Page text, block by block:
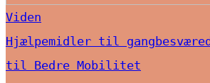
Viden
Hjælpemidler til
til Bedre Mobilitet